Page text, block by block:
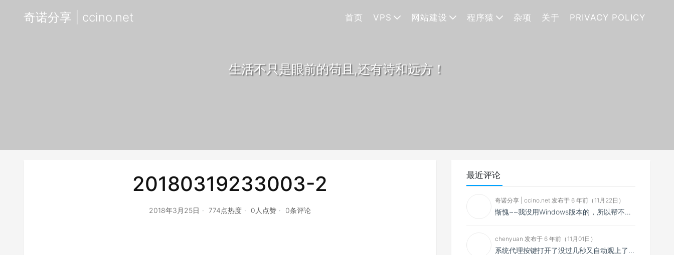
奇诺分享 | ccino.net 首页 VPS 网站建设 程序猿 杂项 关于 PRIVACY POLICY
生活不只是眼前的苟且,还有诗和远方！
20180319233003-2
2018年3月25日 774点热度 0人点赞 0条评论
最近评论
奇诺分享 | ccino.net 发布于 6 年前（11月22日）
惭愧~~我没用Windows版本的，所以帮不了你~~
chenyuan 发布于 6 年前（11月01日）
系统代理按键打开了没过几秒又自动观上了，导致一直打开不了，是什么问题呢？感谢大佬，请帮帮忙！谢谢！